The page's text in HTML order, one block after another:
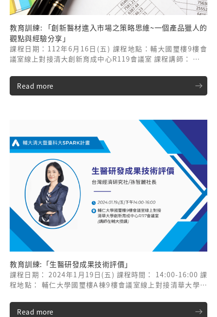
教育訓練: 「創新醫材進入市場之策略思維~一個產品獵人的
觀點與經驗分享」
課程日期：112年6月16日(五) 課程地點：輔大國璽樓9樓會
議室線上對接清大創新育成中心R119會議室 課程講師： 種智
Read more
教育訓練:「生醫研發成果技術評價」
課程日期： 2024年1月19日(五) 課程時間： 14:00-16:00 課
程地點： 輔仁大學國璽樓A棟9樓會議室線上對接清華大學創
濟研究社/孫智麗社長
Read more